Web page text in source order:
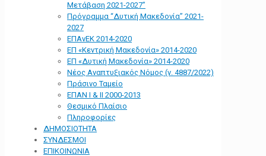
Μετάβαση 2021-2027”
Πρόγραμμα “Δυτική Μακεδονία” 2021-
2027
ΕΠΑνΕΚ 2014-2020
ΕΠ «Kεντρική Μακεδονία» 2014-2020
ΕΠ «Δυτική Μακεδονία» 2014-2020
Νέος Αναπτυξιακός Νόμος (ν. 4887/2022)
Πράσινο Ταμείο
ΕΠΑΝ Ι & ΙΙ 2000-2013
Θεσμικό Πλαίσιο
Πληροφορίες
ΔΗΜΟΣΙΟΤΗΤΑ
ΣΥΝΔΕΣΜΟΙ
ΕΠΙΚΟΙΝΩΝΙΑ